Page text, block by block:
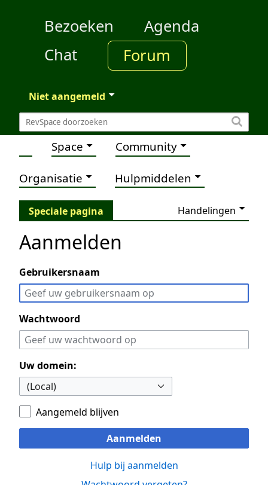
Bezoeken
Agenda
Chat
Forum
Niet aangemeld
Space Community
Organisatie Hulpmiddelen
Speciale pagina Handelingen
Aanmelden
Gebruikersnaam
Wachtwoord
Uw domein:
Aangemeld blijven
Aanmelden
Hulp bij aanmelden